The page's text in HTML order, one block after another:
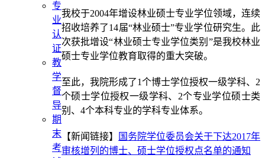
专
业
认
证
教
学
督
导
期
末
考
我校于2004年增设林业硕士专业学位领域，连续
招收培养了14届“林业硕士”专业学位研究生。此
次获批增设“林业硕士专业学位类别”是我校林业
硕士专业学位教育取得的重大突破。
至此，我院形成了1个博士学位授权一级学科、 2
个硕士学位授权一级学科、 2个专业学位硕士类
别 、4个本科专业的学科专业体系。
【新闻链接】
国务院学位委员会关于下达2017年
审核增列的博士、硕士学位授权点名单的通知